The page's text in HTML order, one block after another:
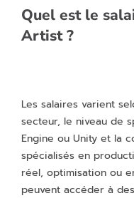
Quel est le
Artist ?
Les salaires varient
secteur, le niveau de
Engine ou Unity et la
spécialisés en
réel, optimisation ou
peuvent accéder à